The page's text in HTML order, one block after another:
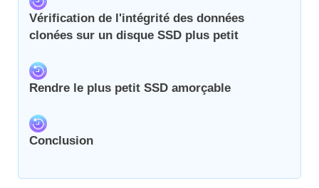
Vérification de l'intégrité des données
clonées sur un disque SSD plus petit
Rendre le plus petit SSD amorçable
Conclusion